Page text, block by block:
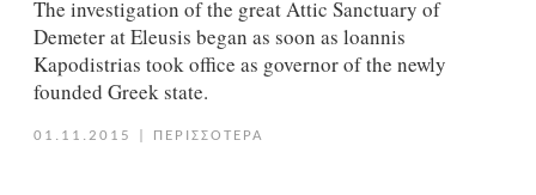
The investigation of the great Attic Sanctuary of
Demeter at Eleusis began as soon as loannis
Kapodistrias took office as governor of the newly
founded Greek state.
01.11.2015 ΠΕΡΙΣΣΟΤΕΡΑ